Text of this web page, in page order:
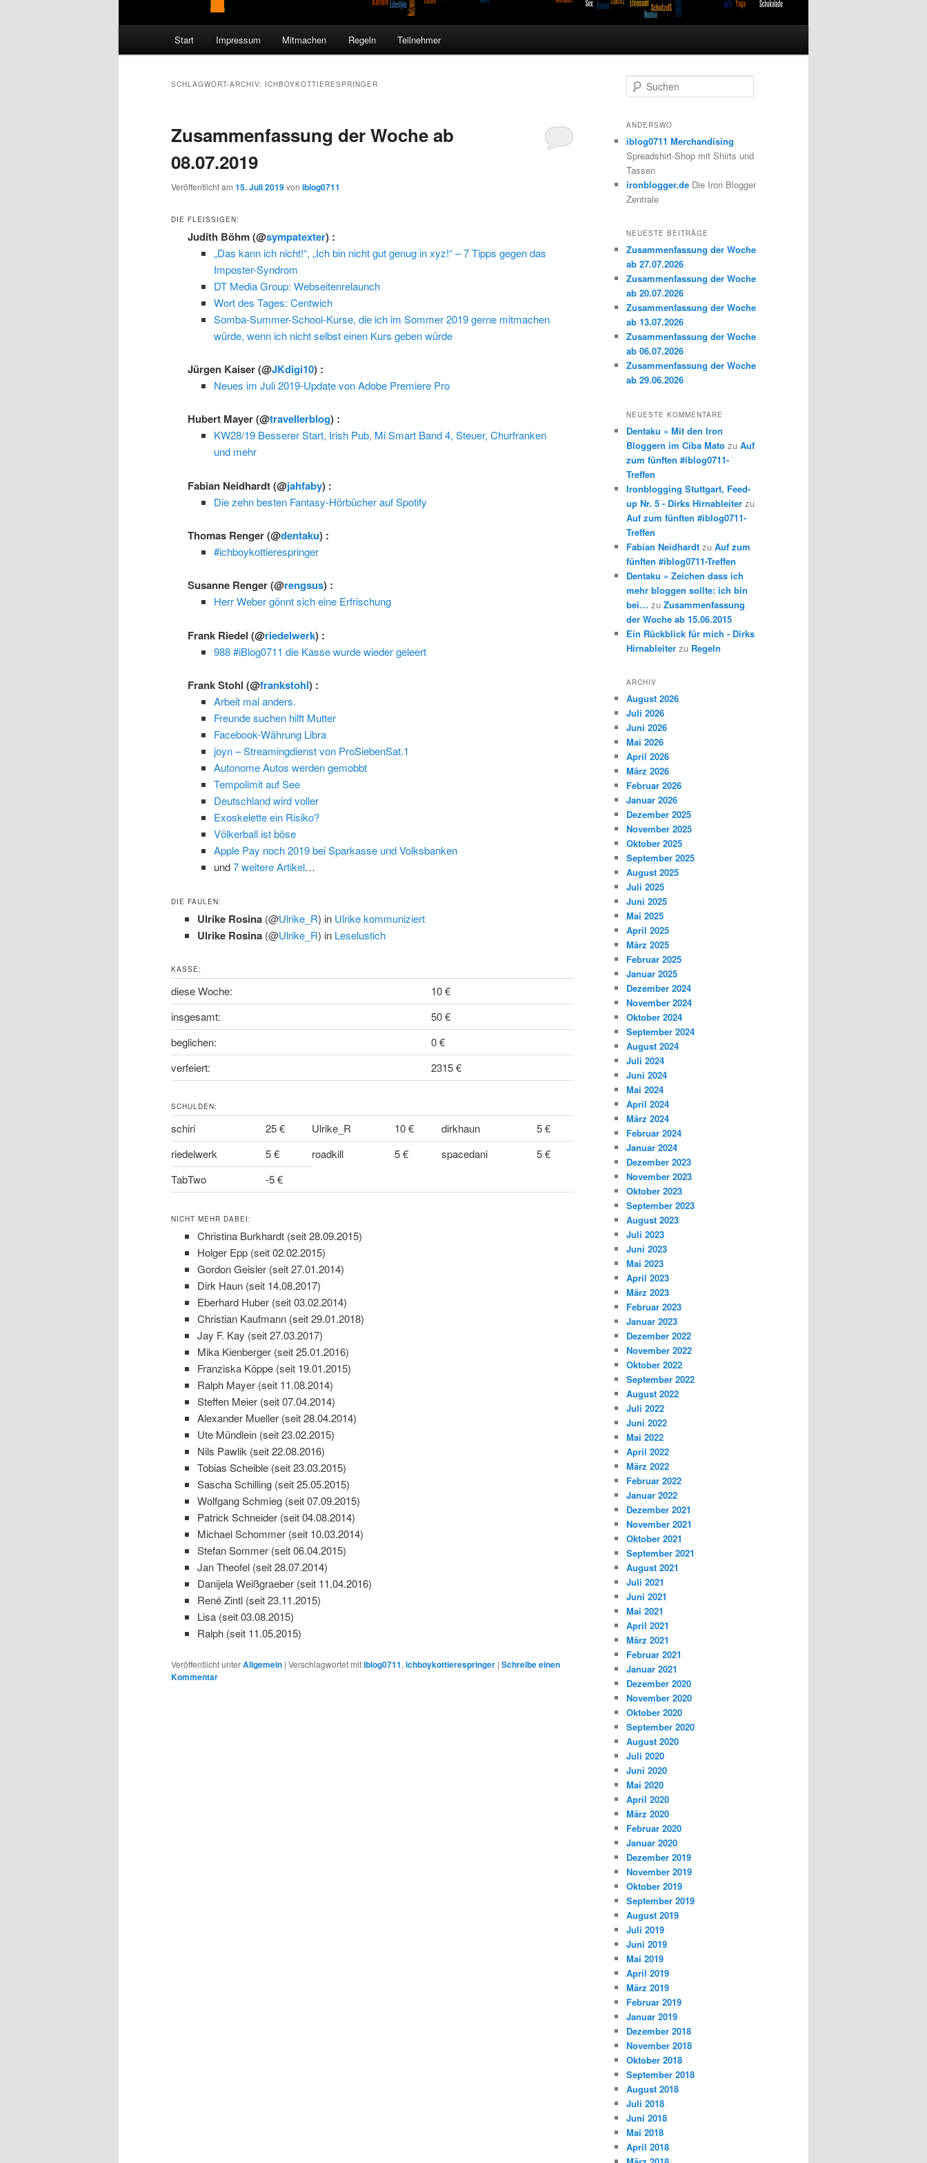
Start Impressum Mitmachen Regeln Teilnehmer
SCHLAGWORT-ARCHIV: ICHBOYKOTTIERESPRINGER
Zusammenfassung der Woche ab
08.07.2019
Veröffentlicht am 15. Juli 2019von iblog0711
DIE FLEISSIGEN:
Judith Böhm(@sympatexter) :
„Das kann ich nicht!“, „Ich bin nicht gut genug in xyz!“ – 7 Tipps gegen das
Imposter-Syndrom
DT Media Group: Webseitenrelaunch
Wort des Tages: Centwich
Somba-Summer-School-Kurse, die ich im Sommer 2019 gerne mitmachen
würde, wenn ich nicht selbst einen Kurs geben würde
Jürgen Kaiser(@JKdigi10) :
Neues im Juli 2019-Update von Adobe Premiere Pro
Hubert Mayer(@travellerblog) :
KW28/19 Besserer Start, Irish Pub, Mi Smart Band 4, Steuer, Churfranken
und mehr
Fabian Neidhardt(@jahfaby) :
Die zehn besten Fantasy-Hörbücher auf Spotify
Thomas Renger(@dentaku) :
#ichboykottierespringer
Susanne Renger(@rengsus) :
Herr Weber gönnt sich eine Erfrischung
Frank Riedel(@riedelwerk) :
988 #iBlog0711 die Kasse wurde wieder geleert
Frank Stohl(@frankstohl) :
Arbeit mal anders.
Freunde suchen hilft Mutter
Facebook-Währung Libra
joyn – Streamingdienst von ProSiebenSat.1
Autonome Autos werden gemobbt
Tempolimit auf See
Deutschland wird voller
Exoskelette ein Risiko?
Völkerball ist böse
Apple Pay noch 2019 bei Sparkasse und Volksbanken
und7 weitere Artikel…
DIE FAULEN:
Ulrike Rosina (@Ulrike_R) in Ulrike kommuniziert
Ulrike Rosina (@Ulrike_R) in Leselustich
KASSE:
diese Woche:
10 €
insgesamt:
50 €
beglichen:
0 €
verfeiert:
2315 €
SCHULDEN:
schiri 25 € Ulrike_R 10 € dirkhaun
5 €
riedelwerk
5 € roadkill 5 € spacedani
5 €
TabTwo
-5 €
NICHT MEHR DABEI:
Christina Burkhardt (seit 28.09.2015)
Holger Epp (seit 02.02.2015)
Gordon Geisler (seit 27.01.2014)
Dirk Haun (seit 14.08.2017)
Eberhard Huber (seit 03.02.2014)
Christian Kaufmann (seit 29.01.2018)
Jay F. Kay (seit 27.03.2017)
Mika Kienberger (seit 25.01.2016)
Franziska Köppe (seit 19.01.2015)
Ralph Mayer (seit 11.08.2014)
Steffen Meier (seit 07.04.2014)
Alexander Mueller (seit 28.04.2014)
Ute Mündlein (seit 23.02.2015)
Nils Pawlik (seit 22.08.2016)
Tobias Scheible (seit 23.03.2015)
Sascha Schilling (seit 25.05.2015)
Wolfgang Schmieg (seit 07.09.2015)
Patrick Schneider (seit 04.08.2014)
Michael Schommer (seit 10.03.2014)
Stefan Sommer (seit 06.04.2015)
Jan Theofel (seit 28.07.2014)
Danijela Weißgraeber (seit 11.04.2016)
René Zintl (seit 23.11.2015)
Lisa (seit 03.08.2015)
Ralph (seit 11.05.2015)
Veröffentlicht unterAllgemein | Verschlagwortet mitiblog0711, ichboykottierespringer | Schreibe einen
Kommentar
u
h
n
ANDERSWO
iblog0711 Merchandising
Spreadshirt-Shop mit Shirts und
Tassen
ironblogger.de Die Iron Blogger
Zentrale
NEUESTE BEITRÄGE
Zusammenfassung der Woche
ab 27.07.2026
Zusammenfassung der Woche
ab 20.07.2026
Zusammenfassung der Woche
ab 13.07.2026
Zusammenfassung der Woche
ab 06.07.2026
Zusammenfassung der Woche
ab 29.06.2026
NEUESTE KOMMENTARE
Dentaku » Mit den Iron
Bloggern im Ciba Mato zu Auf
zum fünften #iblog0711-
Treffen
Ironblogging Stuttgart, Feed-
up Nr. 5 - Dirks Hirnableiter zu
Auf zum fünften #iblog0711-
Treffen
Fabian Neidhardt zu Auf zum
fünften #iblog0711-Treffen
Dentaku » Zeichen dass ich
mehr bloggen sollte: ich bin
bei… zu Zusammenfassung
der Woche ab 15.06.2015
Ein Rückblick für mich - Dirks
Hirnableiter zu Regeln
ARCHIV
August 2026
Juli 2026
Juni 2026
Mai 2026
April 2026
März 2026
Februar 2026
Januar 2026
Dezember 2025
November 2025
Oktober 2025
September 2025
August 2025
Juli 2025
Juni 2025
Mai 2025
April 2025
März 2025
Februar 2025
Januar 2025
Dezember 2024
November 2024
Oktober 2024
September 2024
August 2024
Juli 2024
Juni 2024
Mai 2024
April 2024
März 2024
Februar 2024
Januar 2024
Dezember 2023
November 2023
Oktober 2023
September 2023
August 2023
Juli 2023
Juni 2023
Mai 2023
April 2023
März 2023
Februar 2023
Januar 2023
Dezember 2022
November 2022
Oktober 2022
September 2022
August 2022
Juli 2022
Juni 2022
Mai 2022
April 2022
März 2022
Februar 2022
Januar 2022
Dezember 2021
November 2021
Oktober 2021
September 2021
August 2021
Juli 2021
Juni 2021
Mai 2021
April 2021
März 2021
Februar 2021
Januar 2021
Dezember 2020
November 2020
Oktober 2020
September 2020
August 2020
Juli 2020
Juni 2020
Mai 2020
April 2020
März 2020
Februar 2020
Januar 2020
Dezember 2019
November 2019
Oktober 2019
September 2019
August 2019
Juli 2019
Juni 2019
Mai 2019
April 2019
März 2019
Februar 2019
Januar 2019
Dezember 2018
November 2018
Oktober 2018
September 2018
August 2018
Juli 2018
Juni 2018
Mai 2018
April 2018